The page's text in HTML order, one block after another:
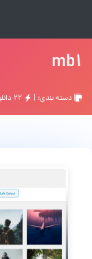
mb1
دسته بندی: |